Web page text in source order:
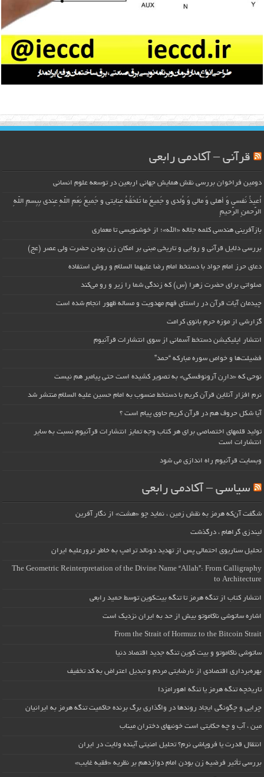
قرآنی – آکادمی رابعی
دومین فراخوان بررسی نقش همایش جهانی اربعین در توسعه علوم انسانی
اُعیذُ نَفسی وَ أهلی وَ مالی وَ وُلدی و جَمیعَ ما تَلحَقُهُ عِنایتی و جَمیعَ نِعَمِ اللّهِ عِندی بِبِسمِ اللّهِ
الرَّحمنِ الرَّحیمِ
بازآفرینی هندسی کلمه جلاله «الله»؛ از خوشنویسی تا معماری
بررسی دلایل قرآنی و روایی و تاریخی مبنی بر امکان زن بودن حضرت ولی عصر (عج)
دعای حرز امام جواد با دستخط امام رضا علیهما السلام و روش استفاده
صلواتی برای حضرت زهرا (س) که زندگی شما را زیر و رو می‌کند
چیدمان آیات قرآن در راستای فهم مهدویت و مساله ظهور انجام شده است
گزارشی از موزه حرم بانوی کرامت
انتشار اپلیکیشن دستخط آسمانی از سوی انتشارات قرآنیوم
فضیلت‌ها و خواص سوره مبارکه “حمد”
نوحی که «دارِن آرونوفسکی» به تصویر کشیده است حتی پیامبر هم نیست
نرم افزار آنلاین قرآن کریم با دستخط منسوب به امام حسین علیه السلام منتشر شد
آیا شکل حروف هم در قرآن کریم حاوی پیام است ؟
تولید قلمهای اختصاصی برای هر کتاب وجه تمایز انتشارات قرآنیوم نسبت به سایر
انتشارات است
وبسایت قرآنیوم راه اندازی می شود
سیاسی – آکادمی رابعی
شگفت آن‌که هرمز به نقش زمین ، نماید چو «هشت» از نگار آفرین
لیندزی گراهام ، درگذشت
تحلیل سناریوی احتمالی پس از تهدید دونالد ترامپ به خاطر ترورعلیه ایران
The Geometric Reinterpretation of the Divine Name “Allah”: From Calligraphy
to Architecture
انتشار کتاب از تنگه هرمز تا تنگه بیت‌کوین توسط حمید رابعی
اشاره ساتوشی ناکاموتو بیش از حد به ایران نزدیک است
From the Strait of Hormuz to the Bitcoin Strait
ساتوشی ناکاموتو و بیت کوین تنگه جدید اقتصاد دنیا
بهره‌برداری اقتصادی از نارضایتی مردم و تبدیل اعتراض به کد تخفیف
تاریخچه تنگه هرمز یا تنگه اهورامزدا
چرایی و چگونگی ایجاد روندها در واگذاری برگ برنده حاکمیت تنگه هرمز به ایرانیان
مین ، آب و چه حکایتی است خونبهای دختران میناب
انتقال قدرت یا فروپاشی نرم؟ تحلیل امنیتی آینده ولایت در ایران
بررسی تأثیر فرضیه زن بودن امام دوازدهم بر نظریه «فقیه غایب»